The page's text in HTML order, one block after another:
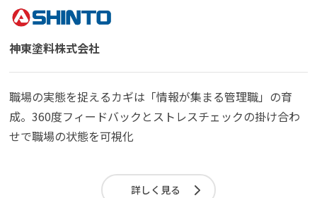
神東塗料株式会社
職場の実態を捉えるカギは「情報が集まる管理職」の育
成。360度フィードバックとストレスチェックの掛け合わ
せで職場の状態を可視化
詳しく見る